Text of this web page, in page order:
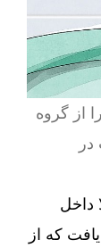
از گروه
در
داخل
که از